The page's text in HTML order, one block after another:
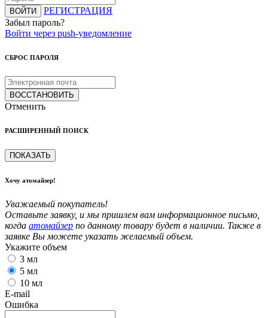
ВОЙТИ
РЕГИСТРАЦИЯ
Забыл пароль?
Войти через push-уведомление
СБРОС ПАРОЛЯ
ВОССТАНОВИТЬ
Отменить
РАСШИРЕННЫЙ ПОИСК
ПОКАЗАТЬ
Хочу атомайзер!
Уважаемый покупатель!
Оставьте заявку, и мы пришлем вам информационное письмо,
когда атомайзер по данному товару будет в наличии. Также в
заявке Вы можете указать желаемый объем.
Укажите объем
3 мл
5 мл
10 мл
E-mail
Ошибка